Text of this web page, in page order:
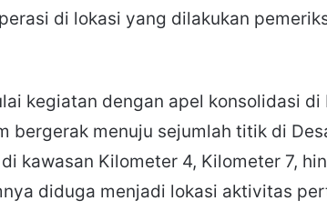
di lokasi yang dilakukan
kegiatan dengan apel konsolidasi di
bergerak menuju sejumlah titik di
kawasan Kilometer 4, Kilometer 7,
diduga menjadi lokasi aktivitas